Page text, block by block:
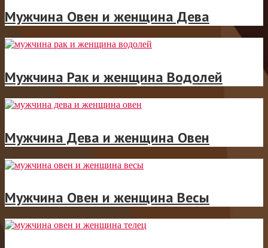
Мужчина Овен и женщина Дева
Мужчина Рак и женщина Водолей
Мужчина Дева и женщина Овен
Мужчина Овен и женщина Весы